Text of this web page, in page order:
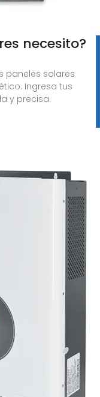
necesito?
paneles solares
Ingresa tus
y precisa.